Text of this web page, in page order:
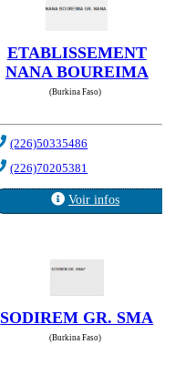
ETABLISSEMENT
NANA BOUREIMA
(Burkina Faso)
(226)50335486
(226)70205381
Voir infos
SODIREM GR. SMA
(Burkina Faso)